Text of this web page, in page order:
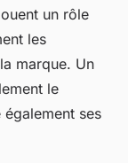
un rôle
les
marque. Un
le
ses